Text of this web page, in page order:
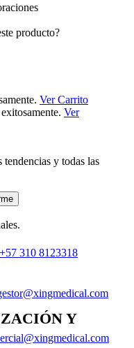
producto?
Ver Carrito
Ver
tendencias y todas las
+57 310 8123318
Y